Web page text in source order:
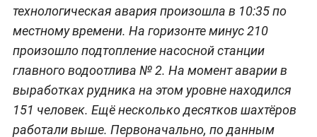
технологическая авария произошла в 10:35 по
местному времени. На горизонте минус 210
произошло подтопление насосной станции
главного водоотлива № 2. На момент аварии в
выработках рудника на этом уровне находился
151 человек. Ещё несколько десятков шахтёров
работали выше. Первоначально, по данным